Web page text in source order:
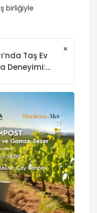
birliğiyle
Taş Ev
Deneyimi:
Tatil
×